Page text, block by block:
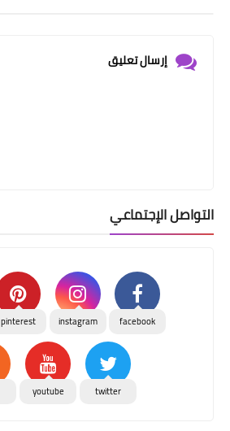
إرسال تعليق
التواصل الإجتماعي
facebook
instagram
pinterest
twitter
youtube